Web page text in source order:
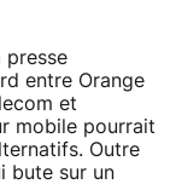
presse
entre Orange
et
mobile pourrait
Outre
bute sur un